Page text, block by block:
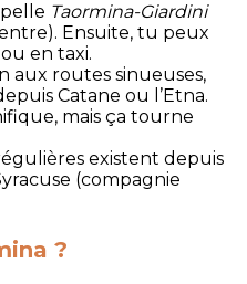
Taormina-Giardini
Ensuite, tu peux
en taxi.
aux routes sinueuses,
Catane ou l’Etna.
mais ça tourne
existent depuis
(compagnie
?